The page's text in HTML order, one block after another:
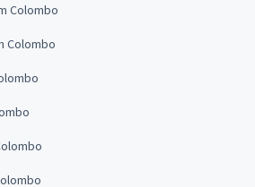
Colombo
Colombo